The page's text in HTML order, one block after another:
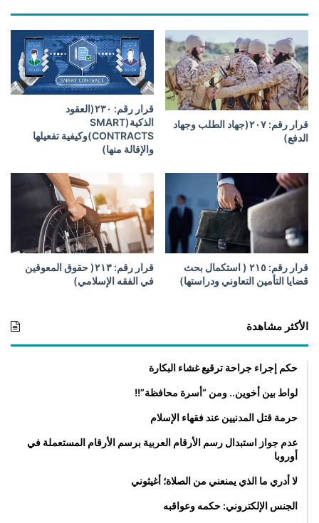
ص
ة
ق
ي
ا
د
ة
ل
ا
ل
ا
ي
ت
(
ط
ب
ق
ا
س
ل
ا
ل
ا
ئ
قرار رقم: ۲۰۷(جهاد الطلب وجهاد
الدفع)
قرار رقم: ٢٣٠(العقود
الذكية(SMART
CONTRACTS)وكيفية تفعيلها
والإقالة منها)
قرار رقم: ۲۱٥ ( استكمال بحث
قضايا التأمين التعاوني ودراستها)
قرار رقم: ۲۱۳( حقوق المعوقين
في الفقه الإسلامي)
الأكثر مشاهدة
حكم إجراء جراحة ترقيع غشاء البكارة
لواط بين أخوين.. ومن “أسرة محافظة”!!
حرمة قتل المدنيين عند فقهاء الإسلام
عدم جواز استبدال رسم الأرقام العربية برسم الأرقام المستعملة في
أوروبا
لا أدري ما الذي يمنعني من الصلاة؛ أغيثوني
الجنس الإلكتروني: حكمه وعواقبه